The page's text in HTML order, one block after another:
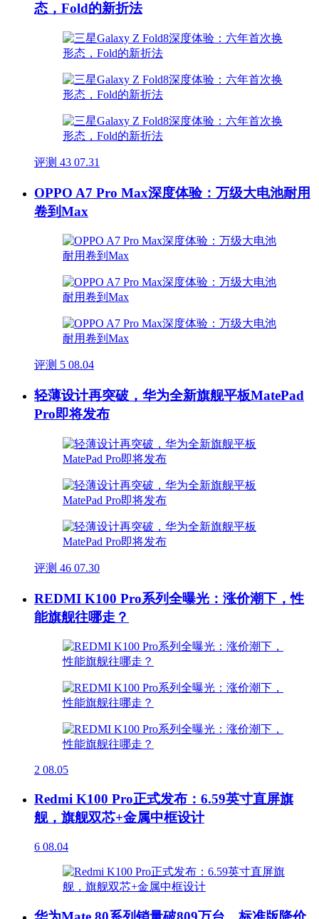
态，Fold的新折法
评测 43 07.31
OPPO A7 Pro Max深度体验：万级大电池耐用
卷到Max
评测 5 08.04
轻薄设计再突破，华为全新旗舰平板MatePad
Pro即将发布
评测 46 07.30
REDMI K100 Pro系列全曝光：涨价潮下，性
能旗舰往哪走？
2 08.05
Redmi K100 Pro正式发布：6.59英寸直屏旗
舰，旗舰双芯+金属中框设计
6 08.04